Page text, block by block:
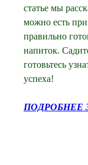
статье мы
можно есть
правильно
напиток.
готовьтесь
успеха!
ПОДРОБНЕЕ